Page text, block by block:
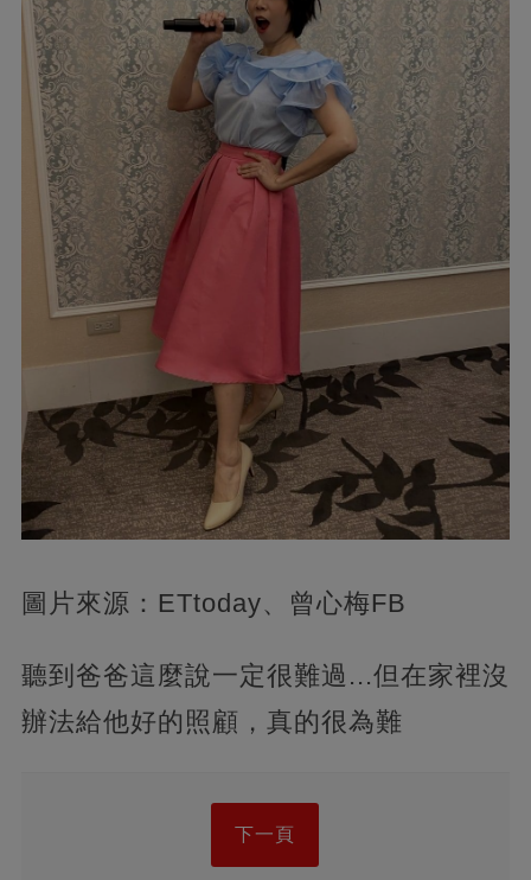
圖片來源：ETtoday、曾心梅FB
聽到爸爸這麼說一定很難過...但在家裡沒
辦法給他好的照顧，真的很為難
下一頁